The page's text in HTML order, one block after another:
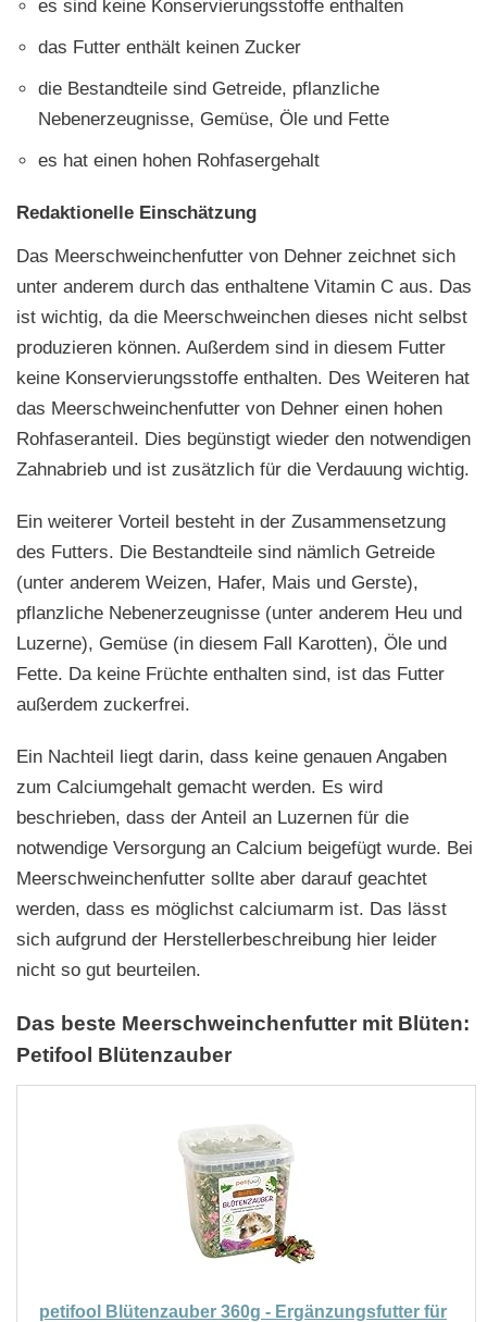
es sind keine Konservierungsstoffe enthalten
das Futter enthält keinen Zucker
die Bestandteile sind Getreide, pflanzliche
Nebenerzeugnisse, Gemüse, Öle und Fette
es hat einen hohen Rohfasergehalt
Redaktionelle Einschätzung
Das Meerschweinchenfutter von Dehner zeichnet sich
unter anderem durch das enthaltene Vitamin C aus. Das
ist wichtig, da die Meerschweinchen dieses nicht selbst
produzieren können. Außerdem sind in diesem Futter
keine Konservierungsstoffe enthalten. Des Weiteren hat
das Meerschweinchenfutter von Dehner einen hohen
Rohfaseranteil. Dies begünstigt wieder den notwendigen
Zahnabrieb und ist zusätzlich für die Verdauung wichtig.
Ein weiterer Vorteil besteht in der Zusammensetzung
des Futters. Die Bestandteile sind nämlich Getreide
(unter anderem Weizen, Hafer, Mais und Gerste),
pflanzliche Nebenerzeugnisse (unter anderem Heu und
Luzerne), Gemüse (in diesem Fall Karotten), Öle und
Fette. Da keine Früchte enthalten sind, ist das Futter
außerdem zuckerfrei.
Ein Nachteil liegt darin, dass keine genauen Angaben
zum Calciumgehalt gemacht werden. Es wird
beschrieben, dass der Anteil an Luzernen für die
notwendige Versorgung an Calcium beigefügt wurde. Bei
Meerschweinchenfutter sollte aber darauf geachtet
werden, dass es möglichst calciumarm ist. Das lässt
sich aufgrund der Herstellerbeschreibung hier leider
nicht so gut beurteilen.
Das beste Meerschweinchenfutter mit Blüten:
Petifool Blütenzauber
petifool Blütenzauber 360g - Ergänzungsfutter für